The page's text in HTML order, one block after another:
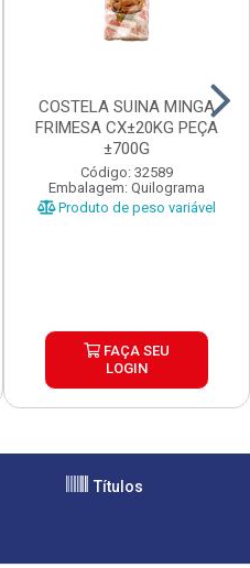
COSTELA SUINA MINGA
FRIMESA CX±20KG PEÇA
±700G
Código: 32589
Embalagem: Quilograma
Produto de peso variável
FAÇA SEU
LOGIN
Títulos